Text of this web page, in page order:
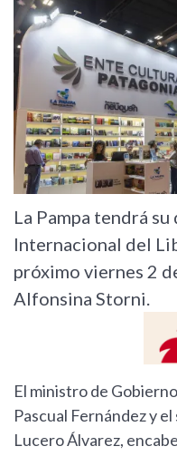
La Pampa tendrá su
Internacional del
próximo viernes 2
Alfonsina Storni.
El ministro de
Pascual Fernández y
Lucero Álvarez,